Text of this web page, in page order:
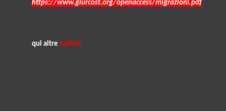
https://www.giurcost.org/openaccess/migrazioni.pdf
qui altre notizie